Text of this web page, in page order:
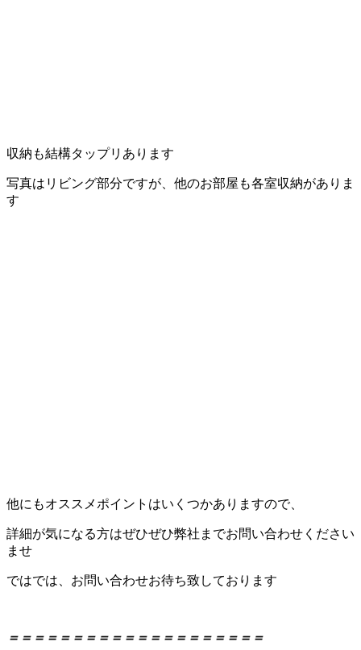
収納も結構タップリあります
写真はリビング部分ですが、他のお部屋も各室収納がありま
す
他にもオススメポイントはいくつかありますので、
詳細が気になる方はぜひぜひ弊社までお問い合わせください
ませ
ではでは、お問い合わせお待ち致しております
＝＝＝＝＝＝＝＝＝＝＝＝＝＝＝＝＝＝＝＝